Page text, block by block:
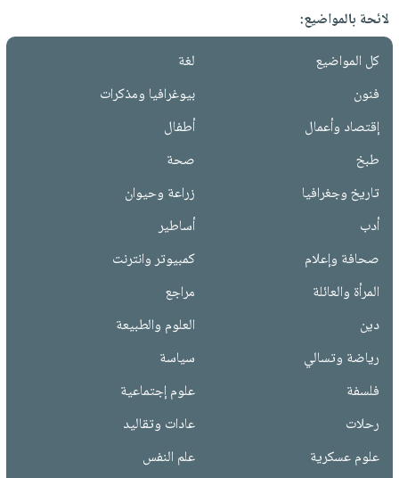
لائحة بالمواضيع:
كل المواضيع
لغة
فنون
بيوغرافيا ومذكرات
إقتصاد وأعمال
أطفال
طبخ
صحة
تاريخ وجغرافيا
زراعة وحيوان
أدب
أساطير
صحافة وإعلام
كمبيوتر وانترنت
المرأة والعائلة
مراجع
دين
العلوم والطبيعة
رياضة وتسالي
سياسة
فلسفة
علوم إجتماعية
رحلات
عادات وتقاليد
علوم عسكرية
علم النفس